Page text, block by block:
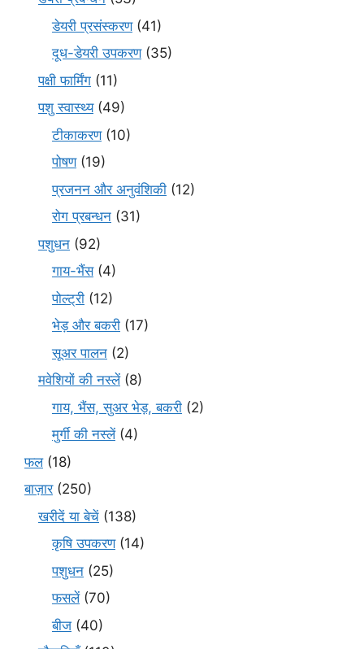
डेयरी प्रसंस्करण(41)
दूध-डेयरी उपकरण(35)
पक्षी फार्मिंग (11)
पशु स्वास्थ्य(49)
टीकाकरण(10)
पोषण(19)
प्रजनन और अनुवंशिकी (12)
रोग प्रबन्धन (31)
पशुधन (92)
गाय-भैंस(4)
पोल्ट्री (12)
भेड़ और बकरी (17)
सूअर पालन (2)
मवेशियों की नस्लें(8)
गाय, भैंस, सुअर भेड़, बकरी (2)
मुर्गी की नस्लें(4)
फल(18)
बाज़ार(250)
खरीदें या बेचें (138)
कृषि उपकरण(14)
पशुधन (25)
फसलें(70)
बीज (40)